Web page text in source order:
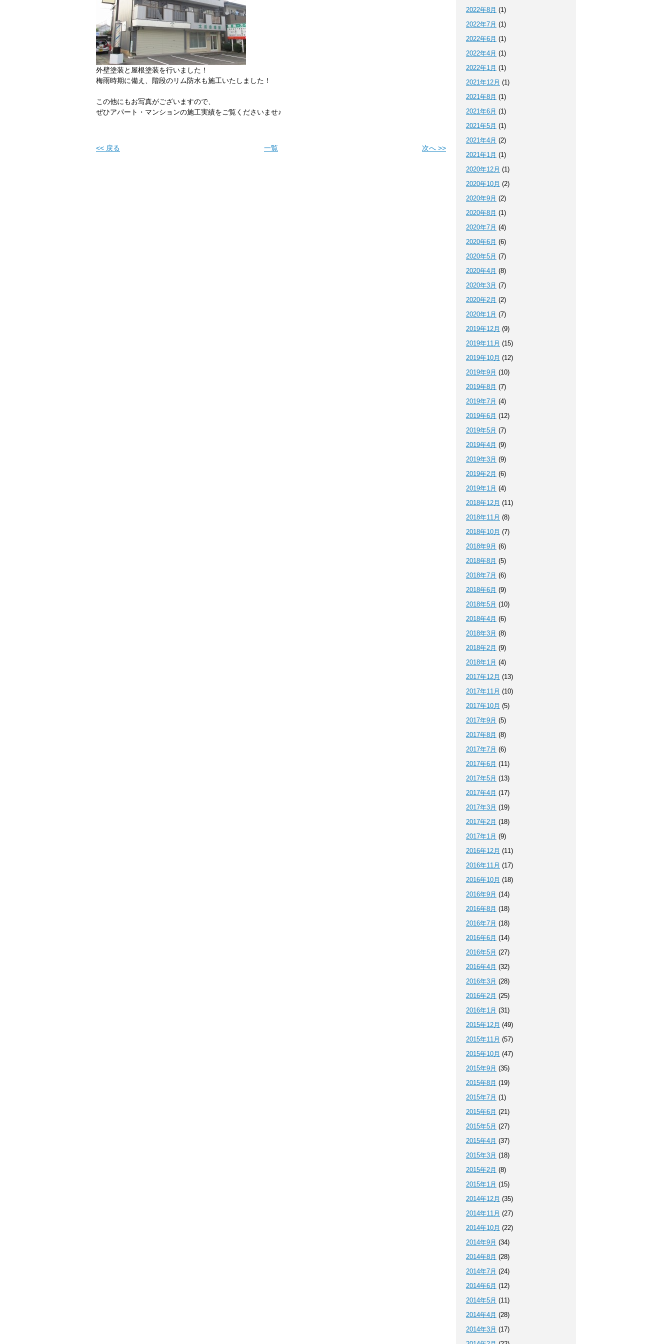
外壁塗装と屋根塗装を行いました！
梅雨時期に備え、階段のリム防水も施工いたしました！
この他にもお写真がございますので、
ぜひアパート・マンションの施工実績をご覧くださいませ♪
<< 戻る 一覧 次へ >>
2022年8月 (1)
2022年7月 (1)
2022年6月 (1)
2022年4月 (1)
2022年1月 (1)
2021年12月 (1)
2021年8月 (1)
2021年6月 (1)
2021年5月 (1)
2021年4月 (2)
2021年1月 (1)
2020年12月 (1)
2020年10月 (2)
2020年9月 (2)
2020年8月 (1)
2020年7月 (4)
2020年6月 (6)
2020年5月 (7)
2020年4月 (8)
2020年3月 (7)
2020年2月 (2)
2020年1月 (7)
2019年12月 (9)
2019年11月 (15)
2019年10月 (12)
2019年9月 (10)
2019年8月 (7)
2019年7月 (4)
2019年6月 (12)
2019年5月 (7)
2019年4月 (9)
2019年3月 (9)
2019年2月 (6)
2019年1月 (4)
2018年12月 (11)
2018年11月 (8)
2018年10月 (7)
2018年9月 (6)
2018年8月 (5)
2018年7月 (6)
2018年6月 (9)
2018年5月 (10)
2018年4月 (6)
2018年3月 (8)
2018年2月 (9)
2018年1月 (4)
2017年12月 (13)
2017年11月 (10)
2017年10月 (5)
2017年9月 (5)
2017年8月 (8)
2017年7月 (6)
2017年6月 (11)
2017年5月 (13)
2017年4月 (17)
2017年3月 (19)
2017年2月 (18)
2017年1月 (9)
2016年12月 (11)
2016年11月 (17)
2016年10月 (18)
2016年9月 (14)
2016年8月 (18)
2016年7月 (18)
2016年6月 (14)
2016年5月 (27)
2016年4月 (32)
2016年3月 (28)
2016年2月 (25)
2016年1月 (31)
2015年12月 (49)
2015年11月 (57)
2015年10月 (47)
2015年9月 (35)
2015年8月 (19)
2015年7月 (1)
2015年6月 (21)
2015年5月 (27)
2015年4月 (37)
2015年3月 (18)
2015年2月 (8)
2015年1月 (15)
2014年12月 (35)
2014年11月 (27)
2014年10月 (22)
2014年9月 (34)
2014年8月 (28)
2014年7月 (24)
2014年6月 (12)
2014年5月 (11)
2014年4月 (28)
2014年3月 (17)